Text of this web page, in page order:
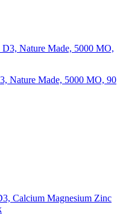
Nature Made, 5000 МО, 90